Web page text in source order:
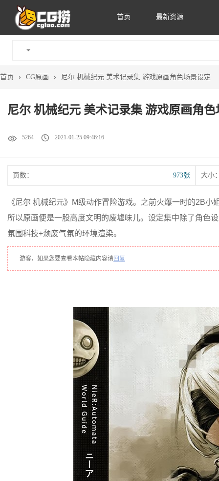
首页 最新资源
首页 › CG原画 › 尼尔 机械纪元 美术记录集 游戏原画角色场景设定
尼尔 机械纪元 美术记录集 游戏原画角
5264 2021-01-25 09:46:16
页数： 973张 大小
《尼尔 机械纪元》 M级动作冒险游戏。之前火爆一时的2B小
所以原画便是一股高度文明的废墟味儿。设定集中除了角色
氛围科技+颓废气氛的环境渲染。
游客，如果您要查看本帖隐藏内容请回复